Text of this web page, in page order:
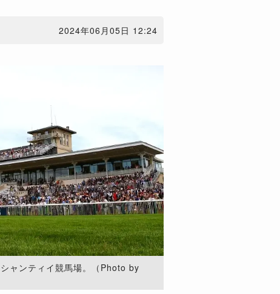
2024年06月05日 12:24
ャンティイ競馬場。（Photo by